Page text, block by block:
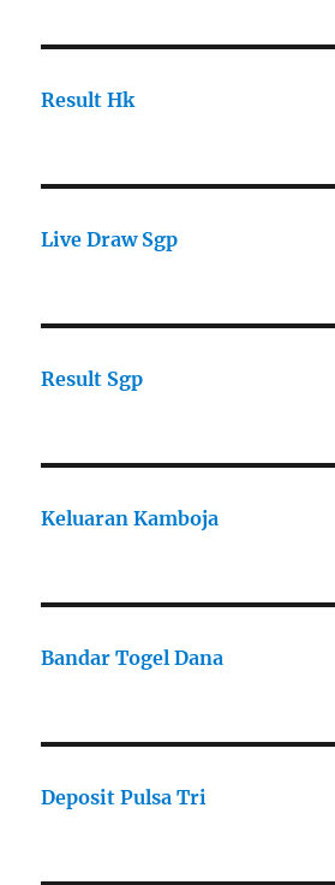
Result Hk
Live Draw Sgp
Result Sgp
Keluaran Kamboja
Bandar Togel Dana
Deposit Pulsa Tri